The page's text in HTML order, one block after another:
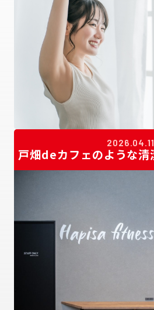
2026.04.11
戸畑deカフェのような清